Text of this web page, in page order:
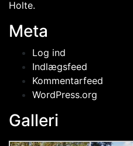
Holte.
Meta
Log ind
Indlægsfeed
Kommentarfeed
WordPress.org
Galleri